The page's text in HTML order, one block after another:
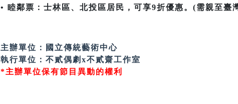
• 睦鄰票：士林區、北投區居民，可享9折優惠。(需親至
主辦單位：國立傳統藝術中心
執行單位：不貳偶劇x不貳齋工作室
*主辦單位保有節目異動的權利